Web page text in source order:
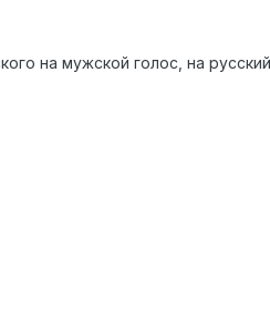
на мужской голос, на